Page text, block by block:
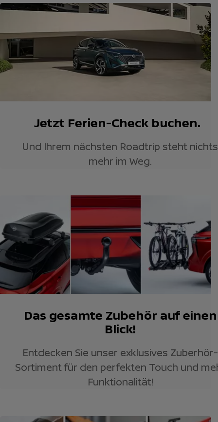
Jetzt Ferien-Check buchen.
Und Ihrem nächsten Roadtrip steht nichts
mehr im Weg.
Das gesamte Zubehör auf einen
Blick!
Entdecken Sie unser exklusives Zuberhör-
Sortiment für den perfekten Touch und
Funktionalität!